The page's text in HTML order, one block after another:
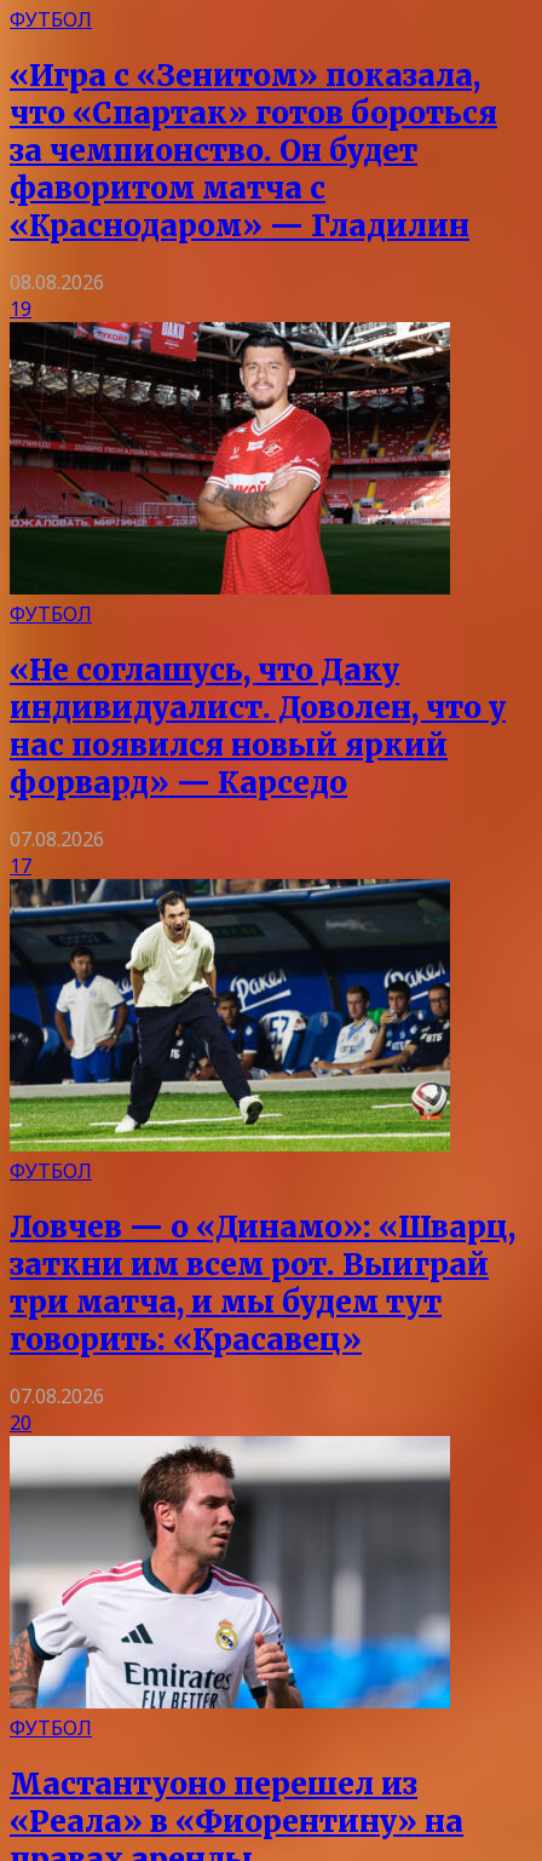
ФУТБОЛ
«Игра с «Зенитом» показала,
что «Спартак» готов бороться
за чемпионство. Он будет
фаворитом матча с
«Краснодаром» — Гладилин
08.08.2026
19
ФУТБОЛ
«Не соглашусь, что Даку
индивидуалист. Доволен, что у
нас появился новый яркий
форвард» — Карседо
07.08.2026
17
ФУТБОЛ
Ловчев — о «Динамо»: «Шварц,
заткни им всем рот. Выиграй
три матча, и мы будем тут
говорить: «Красавец»
07.08.2026
20
ФУТБОЛ
Мастантуоно перешел из
«Реала» в «Фиорентину» на